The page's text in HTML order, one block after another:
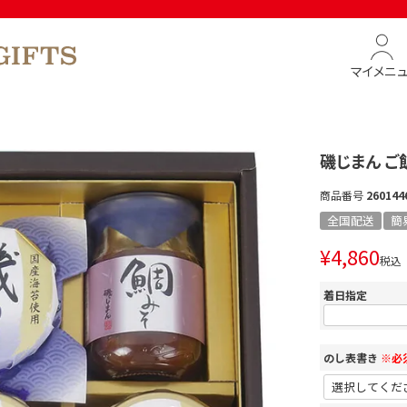
マイメニ
磯じまん ご
商品番号
全国配送 簡
¥4,860税込
着日指定
のし表書き ※必